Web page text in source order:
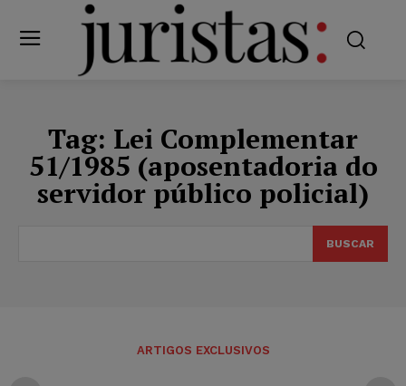
Tag: Lei Complementar
51/1985 (aposentadoria do
servidor público policial)
BUSCAR
ARTIGOS EXCLUSIVOS